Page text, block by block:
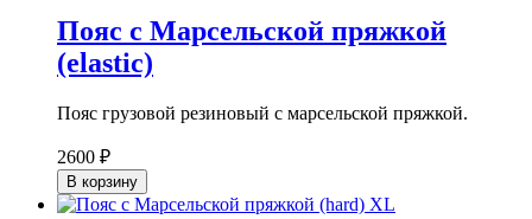
Пояс с Марсельской пряжкой
(elastic)
Пояс грузовой резиновый с марсельской пряжкой.
2600 ₽
В корзину